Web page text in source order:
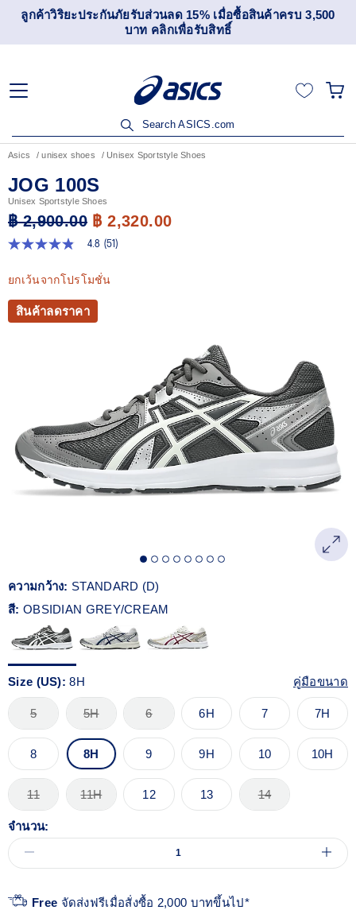
ด 15% เมื่อซื้อสินค้าครบ 3,500
เข้าร่วม OneASICS™ เพื่
Search ASICS.com
Asics unisex shoes Unisex Sportstyle Shoes
JOG 100S
Unisex Sportstyle Shoes
฿ 2,900.00 ฿ 2,320.00
4.8
5
ดาว
ค่า
คะแนน
เฉลี่ย
4.8 (51)
ยกเว้นจากโปรโมชั่น
สินค้าลดราคา
ความกว้าง: STANDARD (D)
สี: OBSIDIAN GREY/CREAM
Size (US):8H คู่มือขนาด
5 5H 6 6H 7 7H
8 8H 9 9H 10 10H
11 11H 12 13 14
จำนวน:
Free จัดส่งฟรีเมื่อสั่งซื้อ 2,000 บาทขึ้นไป*